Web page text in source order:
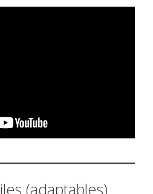
(adaptables)